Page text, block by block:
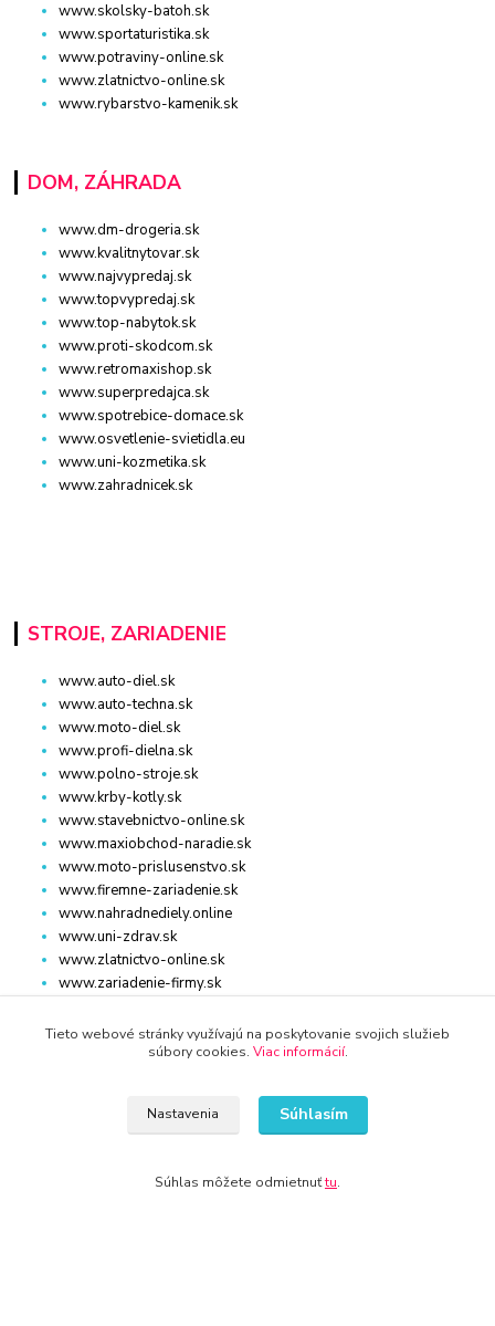
www.skolsky-batoh.sk
www.sportaturistika.sk
www.potraviny-online.sk
www.zlatnictvo-online.sk
www.rybarstvo-kamenik.sk
DOM, ZÁHRADA
www.dm-drogeria.sk
www.kvalitnytovar.sk
www.najvypredaj.sk
www.topvypredaj.sk
www.top-nabytok.sk
www.proti-skodcom.sk
www.retromaxishop.sk
www.superpredajca.sk
www.spotrebice-domace.sk
www.osvetlenie-svietidla.eu
www.uni-kozmetika.sk
www.zahradnicek.sk
STROJE, ZARIADENIE
www.auto-diel.sk
www.auto-techna.sk
www.moto-diel.sk
www.profi-dielna.sk
www.polno-stroje.sk
www.krby-kotly.sk
www.stavebnictvo-online.sk
www.maxiobchod-naradie.sk
www.moto-prislusenstvo.sk
www.firemne-zariadenie.sk
www.nahradnediely.online
www.uni-zdrav.sk
www.zlatnictvo-online.sk
www.zariadenie-firmy.sk
Tieto webové stránky využívajú na poskytovanie svojich služieb
súbory cookies. Viac informácií.
Nastavenia Súhlasím
Súhlas môžete odmietnuťtu.